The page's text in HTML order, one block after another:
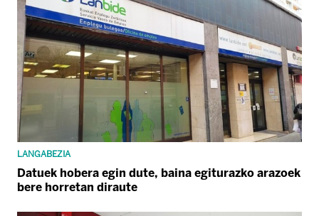
LANGABEZIA
Datuek hobera egin dute, baina egiturazko arazoek
bere horretan diraute